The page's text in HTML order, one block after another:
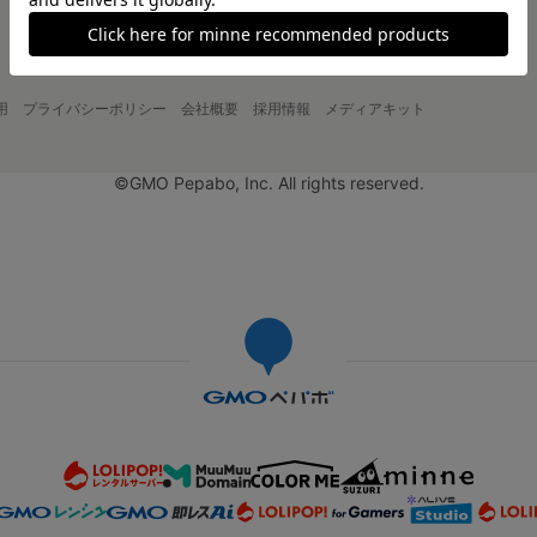
プライバシーポリシー 会社概要 採用情報 メディアキット
©GMO Pepabo, Inc. All rights reserved.